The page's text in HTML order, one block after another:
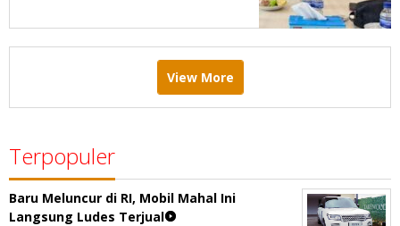
Pemerkosaan
View More
Terpopuler
Baru Meluncur di RI, Mobil Mahal Ini
Langsung Ludes Terjual